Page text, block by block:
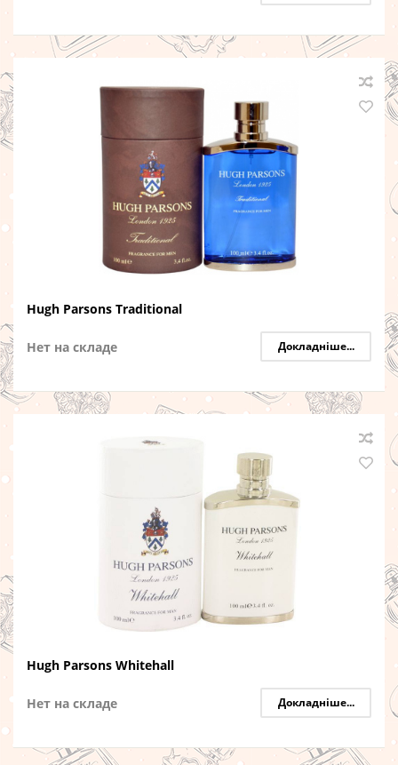
Hugh Parsons Traditional
Нет на складе Докладніше...
Hugh Parsons Whitehall
Нет на складе Докладніше...